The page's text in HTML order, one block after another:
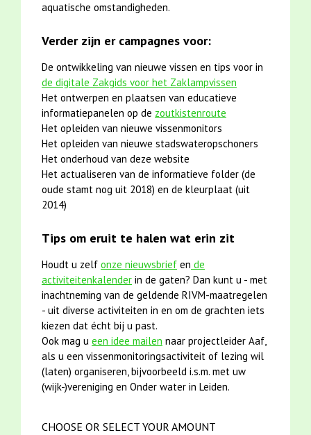
aquatische omstandigheden.
Verder zijn er campagnes voor:
De ontwikkeling van nieuwe vissen en tips voor in
de digitale Zakgids voor het Zaklampvissen
Het ontwerpen en plaatsen van educatieve
informatiepanelen op de zoutkistenroute
Het opleiden van nieuwe vissenmonitors
Het opleiden van nieuwe stadswateropschoners
Het onderhoud van deze website
Het actualiseren van de informatieve folder (de
oude stamt nog uit 2018) en de kleurplaat (uit
2014)
Tips om eruit te halen wat erin zit
Houdt u zelf onze nieuwsbrief en de
activiteitenkalender in de gaten? Dan kunt u - met
inachtneming van de geldende RIVM-maatregelen
- uit diverse activiteiten in en om de grachten iets
kiezen dat écht bij u past.
Ook mag u een idee mailen naar projectleider Aaf,
als u een vissenmonitoringsactiviteit of lezing wil
(laten) organiseren, bijvoorbeeld i.s.m. met uw
(wijk-)vereniging en Onder water in Leiden.
CHOOSE OR SELECT YOUR AMOUNT